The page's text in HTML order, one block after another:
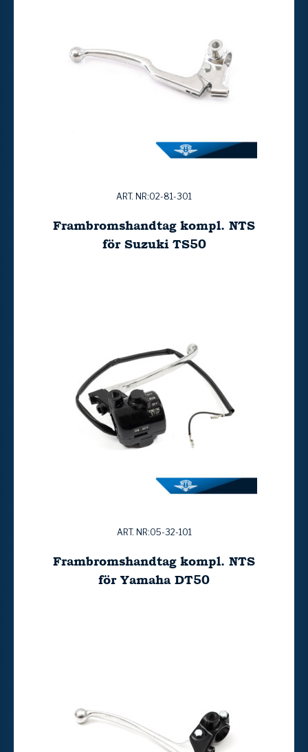
ART. NR:02-81-301
Frambromshandtag kompl. NTS
för Suzuki TS50
ART. NR:05-32-101
Frambromshandtag kompl. NTS
för Yamaha DT50